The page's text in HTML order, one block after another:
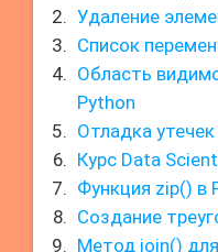
Удаление
Список
Область
Python
Отладка
Курс Data
Функция zip() в
Создание
Метод join()